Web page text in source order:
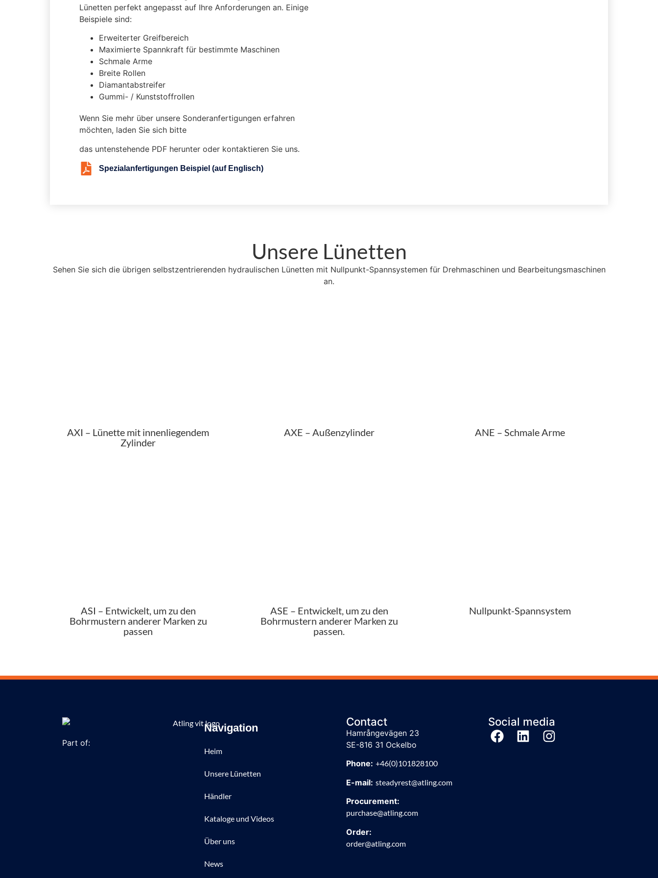
Lünetten perfekt angepasst auf Ihre Anforderungen an. Einige
Beispiele sind:
Erweiterter Greifbereich
Maximierte Spannkraft für bestimmte Maschinen
Schmale Arme
Breite Rollen
Diamantabstreifer
Gummi- / Kunststoffrollen
Wenn Sie mehr über unsere Sonderanfertigungen erfahren
möchten, laden Sie sich bitte
das untenstehende PDF herunter oder kontaktieren Sie uns.
Spezialanfertigungen Beispiel (auf Englisch)
Unsere Lünetten
Sehen Sie sich die übrigen selbstzentrierenden hydraulischen Lünetten mit Nullpunkt-Spannsystemen für Drehmaschinen und Bearbeitungsmaschinen
an.
AXI – Lünette mit innenliegendem
Zylinder
AXE – Außenzylinder ANE – Schmale Arme
ASI – Entwickelt, um zu den
Bohrmustern anderer Marken zu
passen
ASE – Entwickelt, um zu den
Bohrmustern anderer Marken zu
passen.
Nullpunkt-Spannsystem
Part of:
Navigation
Heim
Unsere Lünetten
Händler
Kataloge und Videos
Über uns
News
Contact
Hamrångevägen 23
SE-816 31 Ockelbo
Phone: +46(0)101828100
E-mail: steadyrest@atling.com
Procurement:
purchase@atling.com
Order:
order@atling.com
Social media